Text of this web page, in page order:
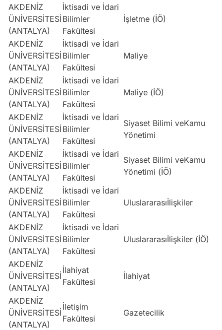
AKDENİZ
ÜNİVERSİTESİ
(ANTALYA)
İktisadi ve İdari
Bilimler
Fakültesi
İşletme (İÖ)
AKDENİZ
ÜNİVERSİTESİ
(ANTALYA)
İktisadi ve İdari
Bilimler
Fakültesi
Maliye
AKDENİZ
ÜNİVERSİTESİ
(ANTALYA)
İktisadi ve İdari
Bilimler
Fakültesi
Maliye (İÖ)
AKDENİZ
ÜNİVERSİTESİ
(ANTALYA)
İktisadi ve İdari
Bilimler
Fakültesi
Siyaset Bilimi veKamu
Yönetimi
AKDENİZ
ÜNİVERSİTESİ
(ANTALYA)
İktisadi ve İdari
Bilimler
Fakültesi
Siyaset Bilimi veKamu
Yönetimi (İÖ)
AKDENİZ
ÜNİVERSİTESİ
(ANTALYA)
İktisadi ve İdari
Bilimler
Fakültesi
Uluslararasıİlişkiler
AKDENİZ
ÜNİVERSİTESİ
(ANTALYA)
İktisadi ve İdari
Bilimler
Fakültesi
Uluslararasıİlişkiler (İÖ)
AKDENİZ
ÜNİVERSİTESİ
(ANTALYA)
İlahiyat
Fakültesi
İlahiyat
AKDENİZ
ÜNİVERSİTESİ
(ANTALYA)
İletişim
Fakültesi
Gazetecilik